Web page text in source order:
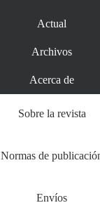
Actual
Archivos
Acerca de
Sobre la revista
Normas de
Envíos